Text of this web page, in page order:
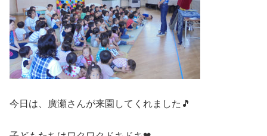
今日は、廣瀬さんが来園してくれました🎵